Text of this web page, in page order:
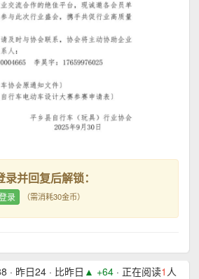
并回复后解锁：
录 （需消耗30金币）
· 昨日24 · 比昨日 ▲ +64 · 正在阅读1 人 ·